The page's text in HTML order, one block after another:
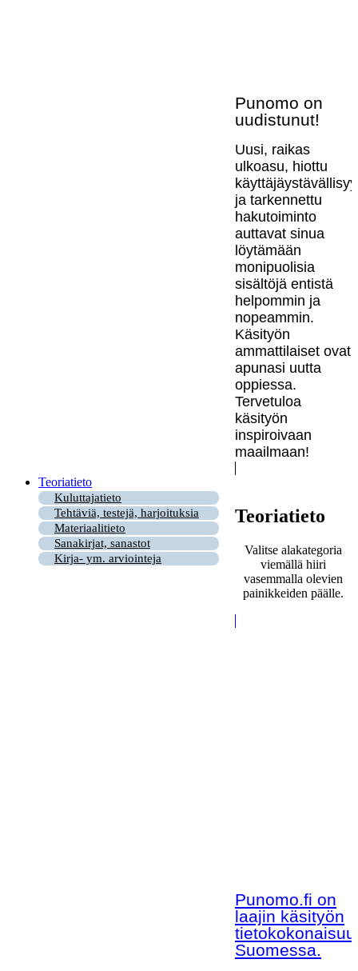
Punomo on
uudistunut!
Uusi, raikas
ulkoasu, hiottu
ja tarkennettu
hakutoiminto
auttavat sinua
löytämään
monipuolisia
sisältöjä entistä
helpommin ja
nopeammin.
Käsityön
ammattilaiset ovat
apunasi uutta
oppiessa.
Tervetuloa
käsityön
inspiroivaan
maailmaan!
Teoriatieto
Kuluttajatieto
Tehtäviä, testejä, harjoituksia
Materiaalitieto
Sanakirjat, sanastot
Kirja- ym. arviointeja
Teoriatieto
Valitse alakategoria
viemällä hiiri
vasemmalla olevien
painikkeiden päälle.
Punomo.fi on
laajin käsityön
Suomessa.